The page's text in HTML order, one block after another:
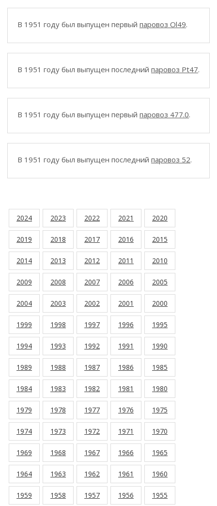
В 1951 году был выпущен первый паровоз Ol49.
В 1951 году был выпущен последний паровоз Pt47.
В 1951 году был выпущен первый паровоз 477.0.
В 1951 году был выпущен последний паровоз 52.
2024 2023 2022 2021 2020
2019 2018 2017 2016 2015
2014 2013 2012 2011 2010
2009 2008 2007 2006 2005
2004 2003 2002 2001 2000
1999 1998 1997 1996 1995
1994 1993 1992 1991 1990
1989 1988 1987 1986 1985
1984 1983 1982 1981 1980
1979 1978 1977 1976 1975
1974 1973 1972 1971 1970
1969 1968 1967 1966 1965
1964 1963 1962 1961 1960
1959 1958 1957 1956 1955